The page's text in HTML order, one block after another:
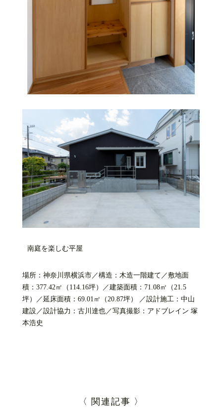
南庭を楽しむ平屋
場所：神奈川県横浜市／構造：木造一階建て／敷地面
積：377.42㎡（114.16坪）／建築面積：71.08㎡（21.5
坪）／延床面積：69.01㎡（20.87坪） ／設計施工：中山
建設／設計協力：古川達也／写真撮影：アドブレイン 塚
本浩史
〈 関連記事 〉